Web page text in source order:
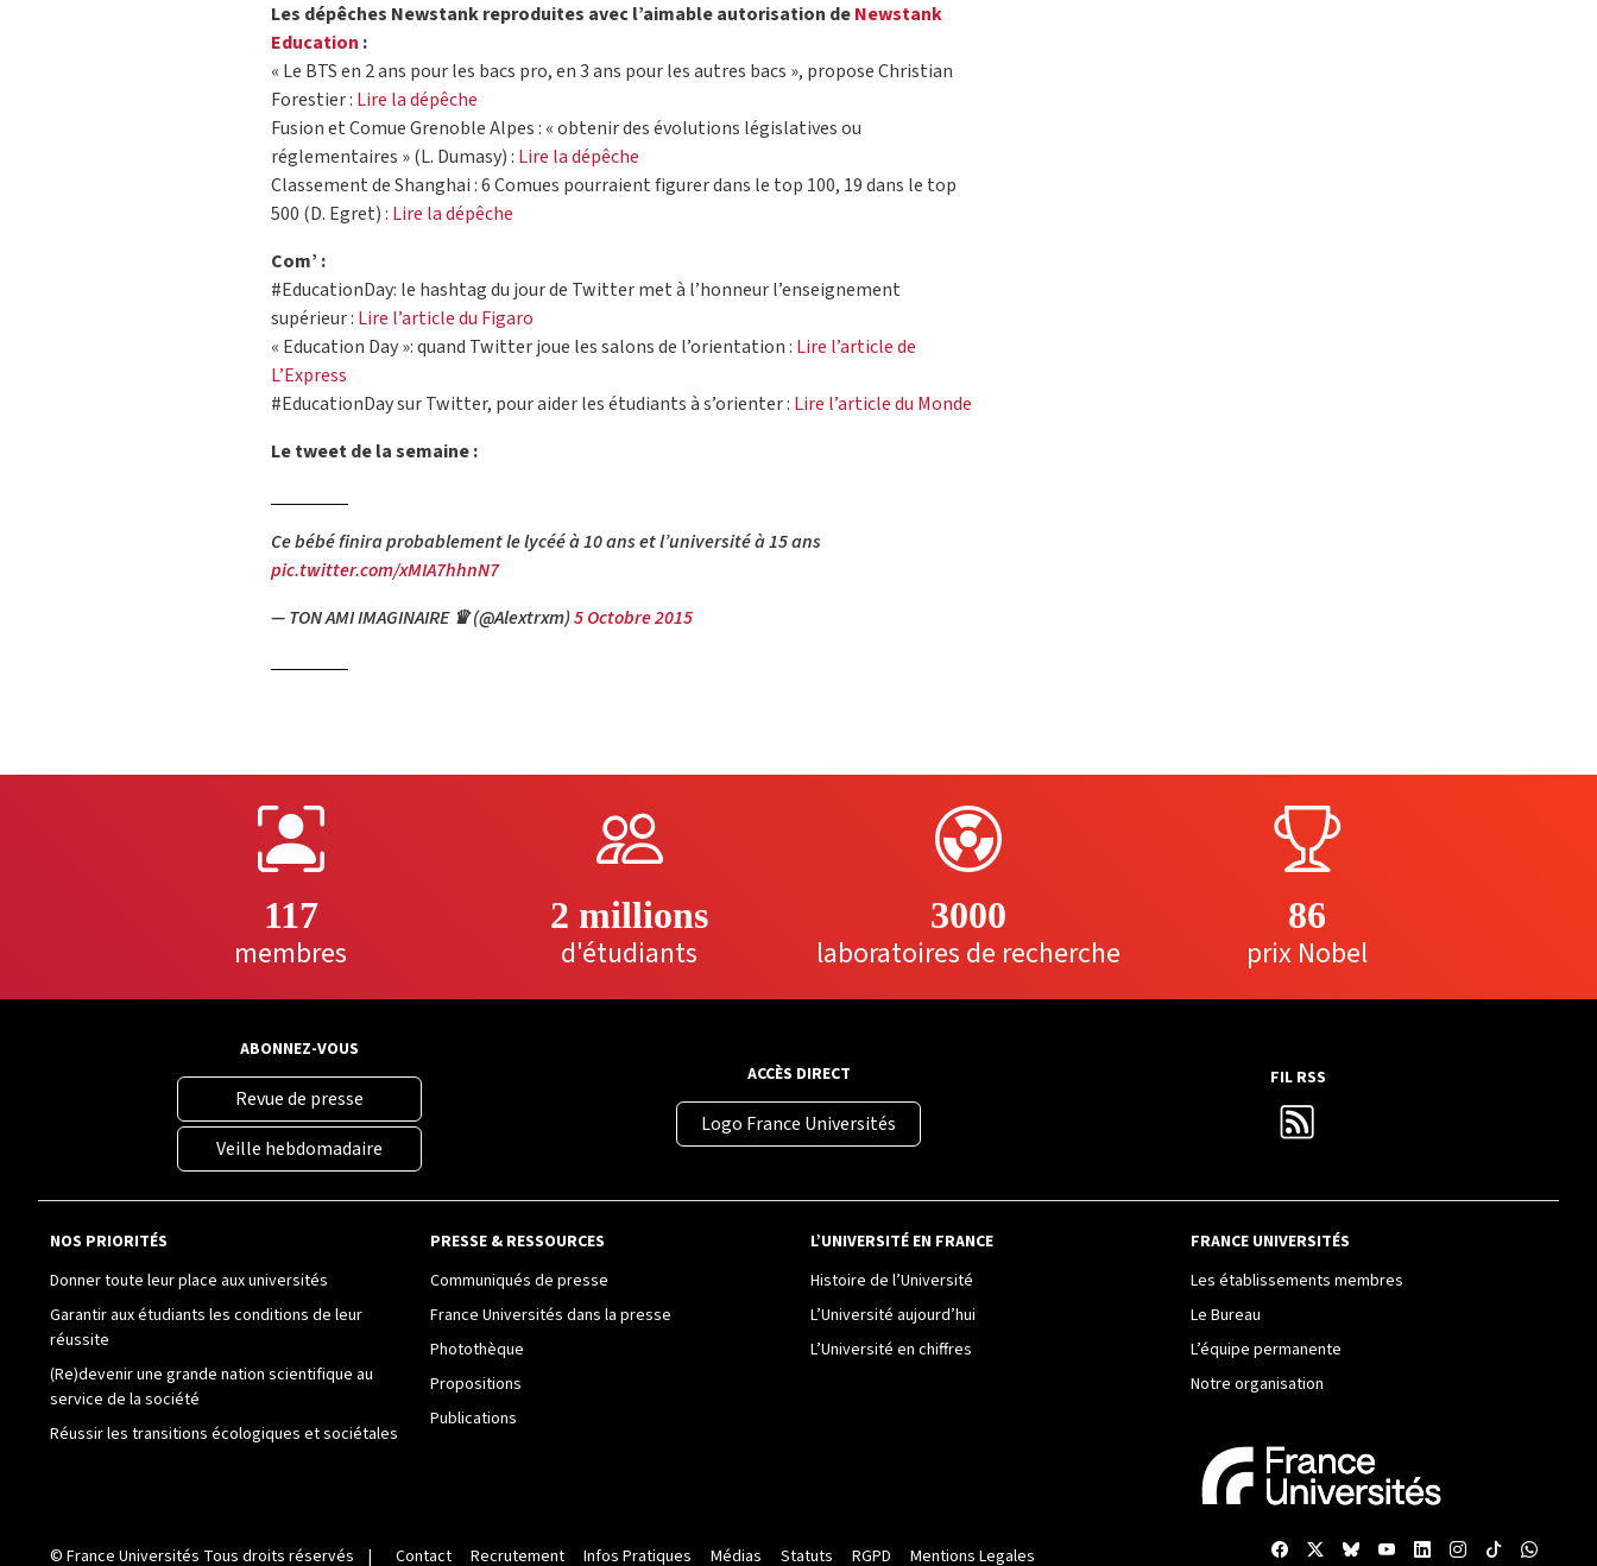
Les dépêches Newstank reproduites avec l’aimable autorisation deNewstank
Education :
« Le BTS en 2 ans pour les bacs pro, en 3 ans pour les autres bacs », propose Christian
Forestier : Lire la dépêche
Fusion et Comue Grenoble Alpes : « obtenir des évolutions législatives ou
réglementaires » (L. Dumasy) : Lire la dépêche
Classement de Shanghai : 6 Comues pourraient figurer dans le top 100, 19 dans le top
500 (D. Egret) : Lire la dépêche
Com’ :
#EducationDay: le hashtag du jour de Twitter met à l’honneur l’enseignement
supérieur : Lire l’article du Figaro
« Education Day »: quand Twitter joue les salons de l’orientation : Lire l’article de
L’Express
#EducationDay sur Twitter, pour aider les étudiants à s’orienter : Lire l’article du Monde
Le tweet de la semaine :
Ce bébé finira probablement le lycéé à 10 ans et l’université à 15 ans
pic.twitter.com/xMIA7hhnN7
— TON AMI IMAGINAIRE ♛ (@Alextrxm)5 Octobre 2015
117
membres
2 millions
d'étudiants
3000
laboratoires de recherche
86
prix Nobel
ABONNEZ-VOUS
Revue de presse
Veille hebdomadaire
ACCÈS DIRECT
Logo France Universités
FIL RSS
NOS PRIORITÉS
Donner toute leur place aux universités
Garantir aux étudiants les conditions de leur
réussite
(Re)devenir une grande nation scientifique au
service de la société
Réussir les transitions écologiques et sociétales
PRESSE & RESSOURCES
Communiqués de presse
France Universités dans la presse
Photothèque
Propositions
Publications
L’UNIVERSITÉ EN FRANCE
Histoire de l’Université
L’Université aujourd’hui
L’Université en chiffres
FRANCE UNIVERSITÉS
Les établissements membres
Le Bureau
L’équipe permanente
Notre organisation
© France Universités Tous droits réservés | Contact Recrutement Infos Pratiques Médias Statuts RGPD Mentions Legales